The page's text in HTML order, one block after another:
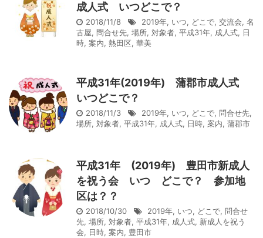
成人式 いつどこで？
2018/11/8 2019年, いつ, どこで, 交流会, 名
古屋, 問合せ先, 場所, 対象者, 平成31年, 成人式, 日
時, 案内, 熱田区, 華美
平成31年(2019年) 蒲郡市成人式
いつどこで？
2018/11/3 2019年, いつ, どこで, 問合せ先,
場所, 対象者, 平成31年, 成人式, 日時, 案内, 蒲郡市
平成31年 (2019年) 豊田市新成人
を祝う会 いつ どこで？ 参加地
区は？？
2018/10/30 2019年, いつ, どこで, 問合せ
先, 場所, 対象者, 平成31年, 成人式, 新成人を祝う
会, 日時, 案内, 豊田市